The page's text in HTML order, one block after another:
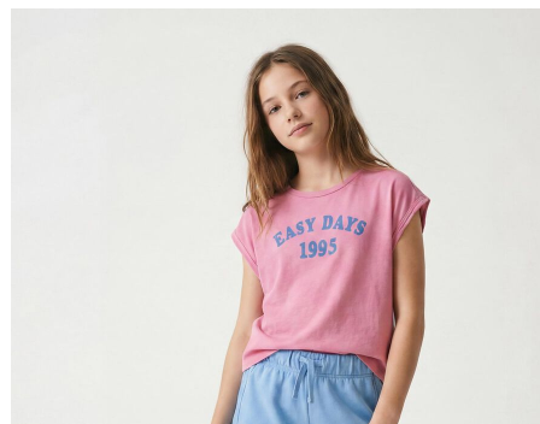
Nome do Produto A - Z
Nome do Produto Z - A